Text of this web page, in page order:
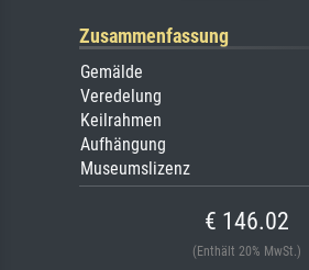
Zusammenfassung
Gemälde
Veredelung
Keilrahmen
Aufhängung
Museumslizenz
€ 146.02
(Enthält 20% MwSt.)